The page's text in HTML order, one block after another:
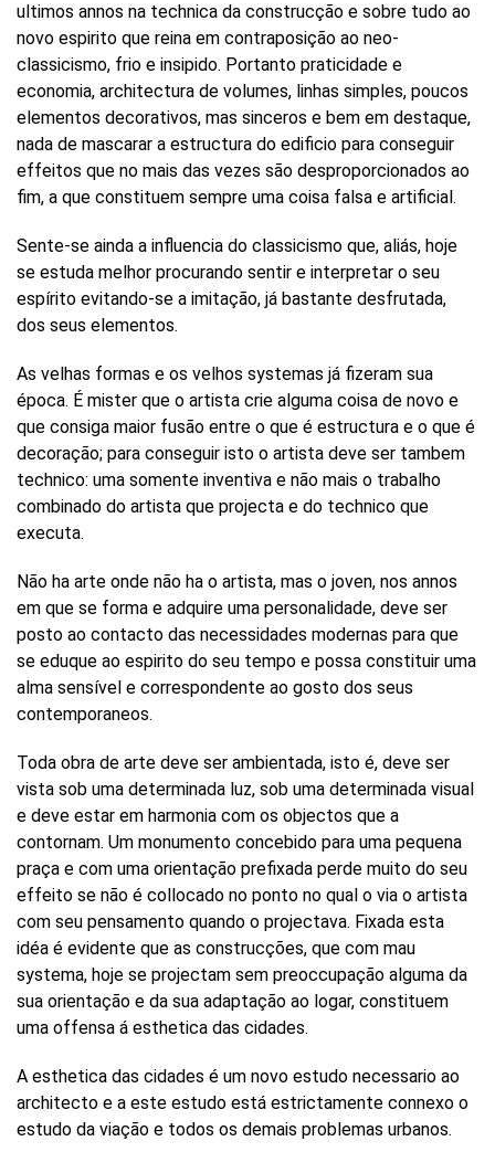
ultimos annos na technica da construcção e sobre tudo ao
novo espirito que reina em contraposição ao neo-
classicismo, frio e insipido. Portanto praticidade e
economia, architectura de volumes, linhas simples, poucos
elementos decorativos, mas sinceros e bem em destaque,
nada de mascarar a estructura do edificio para conseguir
effeitos que no mais das vezes são desproporcionados ao
fim, a que constituem sempre uma coisa falsa e artificial.
Sente-se ainda a influencia do classicismo que, aliás, hoje
se estuda melhor procurando sentir e interpretar o seu
espírito evitando-se a imitação, já bastante desfrutada,
dos seus elementos.
As velhas formas e os velhos systemas já fizeram sua
época. É mister que o artista crie alguma coisa de novo e
que consiga maior fusão entre o que é estructura e o que é
decoração; para conseguir isto o artista deve ser tambem
technico: uma somente inventiva e não mais o trabalho
combinado do artista que projecta e do technico que
executa.
Não ha arte onde não ha o artista, mas o joven, nos annos
em que se forma e adquire uma personalidade, deve ser
posto ao contacto das necessidades modernas para que
se eduque ao espirito do seu tempo e possa constituir uma
alma sensível e correspondente ao gosto dos seus
contemporaneos.
Toda obra de arte deve ser ambientada, isto é, deve ser
vista sob uma determinada luz, sob uma determinada visual
e deve estar em harmonia com os objectos que a
contornam. Um monumento concebido para uma pequena
praça e com uma orientação prefixada perde muito do seu
effeito se não é collocado no ponto no qual o via o artista
com seu pensamento quando o projectava. Fixada esta
idéa é evidente que as construcções, que com mau
systema, hoje se projectam sem preoccupação alguma da
sua orientação e da sua adaptação ao logar, constituem
uma offensa á esthetica das cidades.
A esthetica das cidades é um novo estudo necessario ao
architecto e a este estudo está estrictamente connexo o
estudo da viação e todos os demais problemas urbanos.